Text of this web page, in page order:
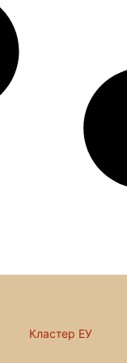
Кластер ЕУ